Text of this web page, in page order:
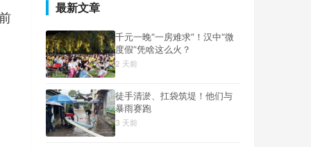
最新文章
千元一晚“一房难求”！汉中“微
度假”凭啥这么火？
2 天前
徒手清淤、扛袋筑堤！他们与
暴雨赛跑
3 天前